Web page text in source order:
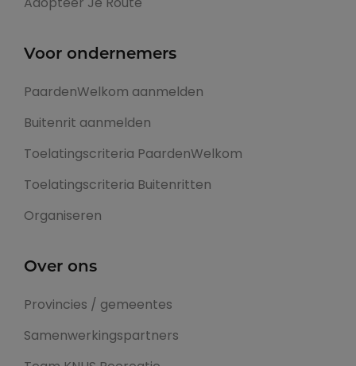
Adopteer Je Route
Voor ondernemers
PaardenWelkom aanmelden
Buitenrit aanmelden
Toelatingscriteria PaardenWelkom
Toelatingscriteria Buitenritten
Organiseren
Over ons
Provincies / gemeentes
Samenwerkingspartners